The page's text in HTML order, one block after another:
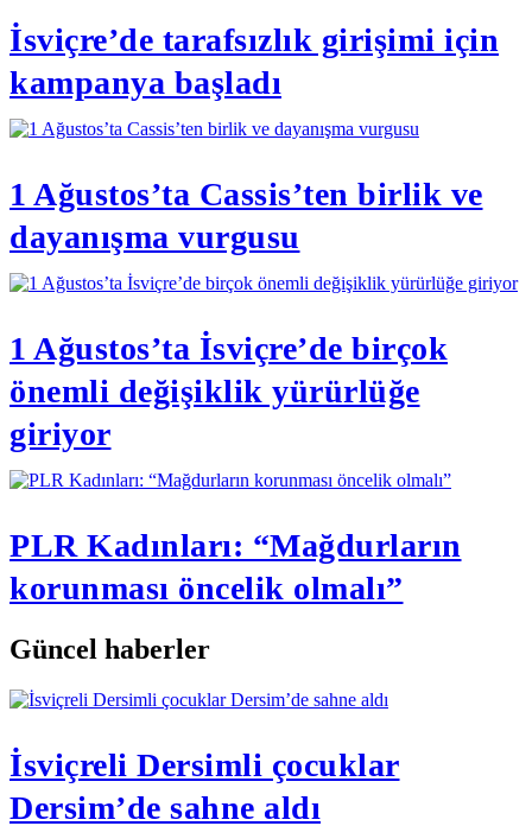
İsviçre’de tarafsızlık girişimi için
kampanya başladı
1 Ağustos’ta Cassis’ten birlik ve
dayanışma vurgusu
1 Ağustos’ta İsviçre’de birçok
önemli değişiklik yürürlüğe
giriyor
PLR Kadınları: “Mağdurların
korunması öncelik olmalı”
Güncel haberler
İsviçreli Dersimli çocuklar
Dersim’de sahne aldı